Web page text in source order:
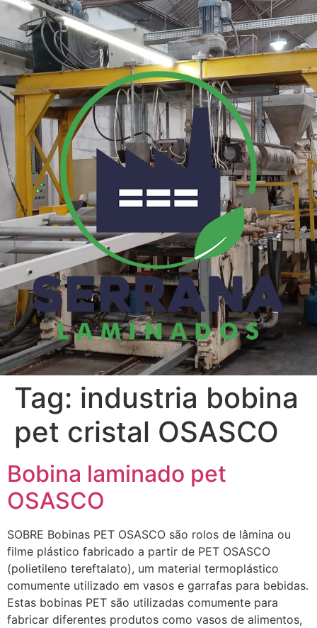
Tag: industria bobina
pet cristal OSASCO
Bobina laminado pet
OSASCO
SOBRE Bobinas PET OSASCO são rolos de lâmina ou
filme plástico fabricado a partir de PET OSASCO
(polietileno tereftalato), um material termoplástico
comumente utilizado em vasos e garrafas para bebidas.
Estas bobinas PET são utilizadas comumente para
fabricar diferentes produtos como vasos de alimentos,